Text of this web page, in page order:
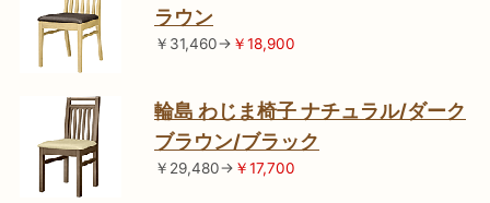
ラウン
￥31,460→ ￥18,900
輪島 わじま椅子 ナチュラル/ダーク
ブラウン/ブラック
￥29,480→ ￥17,700